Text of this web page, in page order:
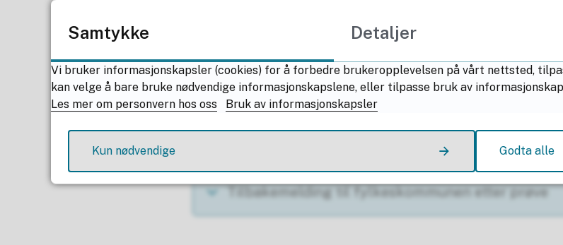
Oppmelding og protokoll i Vigo Bedrift
Ny i prøvenemnda
Tilbakemelding til fylkeskommunen etter prøve
Samtykke Detaljer
Vi bruker informasjonskapsler (cookies) for å forbedre brukeropplevelsen på vårt nettsted,
kan velge å bare bruke nødvendige informasjonskapslene, eller tilpasse bruk av
Les mer om personvern hos oss
Bruk av informasjonskapsler
Kun nødvendige Godta alle